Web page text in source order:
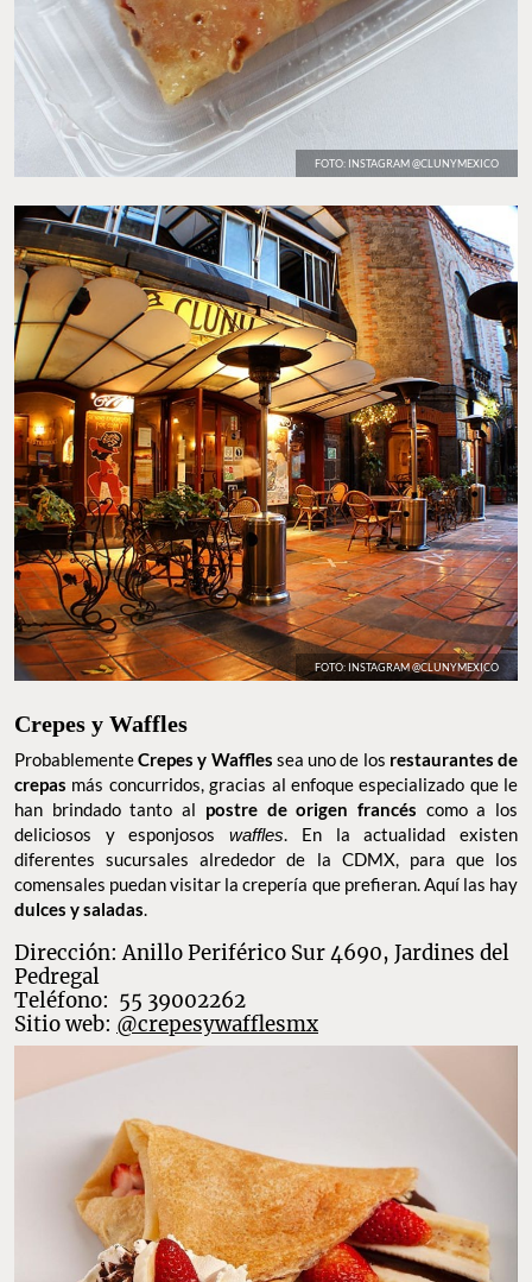
FOTO: INSTAGRAM @CLUNYMEXICO
FOTO: INSTAGRAM @CLUNYMEXICO
Crepes y Waffles
ProbablementeCrepes y Waffles
han brindado tanto alpostre de origen francéscomo a los
deliciosos y esponjososwaffles
diferentes sucursales alrededor de la CDMX, para que los
comensales puedan visitar la crepería que prefieran. Aquí las hay
dulces y saladas.
Dirección: Anillo Periférico Sur 4690, Jardines del
Pedregal
Teléfono: 55 39002262
Sitio web:@crepesywafflesmx